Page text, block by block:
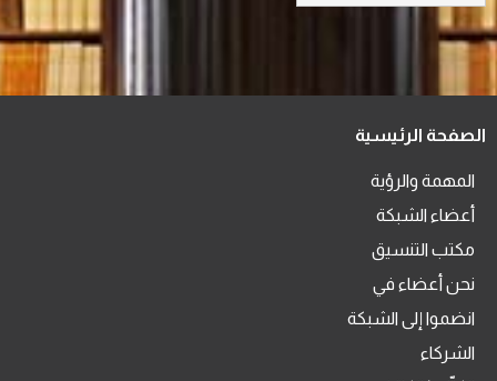
الصفحة الرئيسية
المهمة والرؤية
أعضاء الشبكة
مكتب التنسيق
نحن أعضاء في
انضموا إلى الشبكة
الشركاء